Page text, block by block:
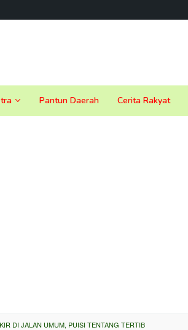
Pantun Daerah Cerita Rakyat
DI JALAN UMUM, PUISI TENTANG TERTIB